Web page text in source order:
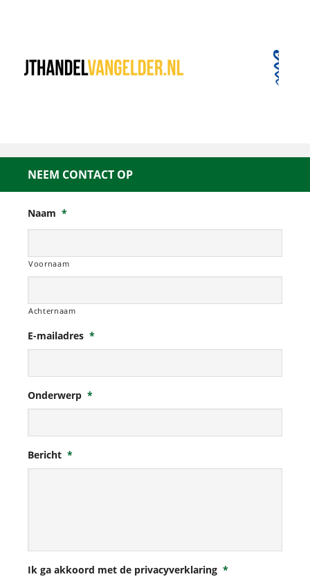
NEEM CONTACT OP
Naam *
Voornaam
Achternaam
E-mailadres *
Onderwerp *
Bericht *
Ik ga akkoord met de privacyverklaring *